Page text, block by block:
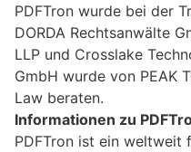
PDFTron wurde bei der
DORDA Rechtsanwälte
LLP und Crosslake
GmbH wurde von PEAK
Law beraten.
Informationen zu
PDFTron ist ein weltweit